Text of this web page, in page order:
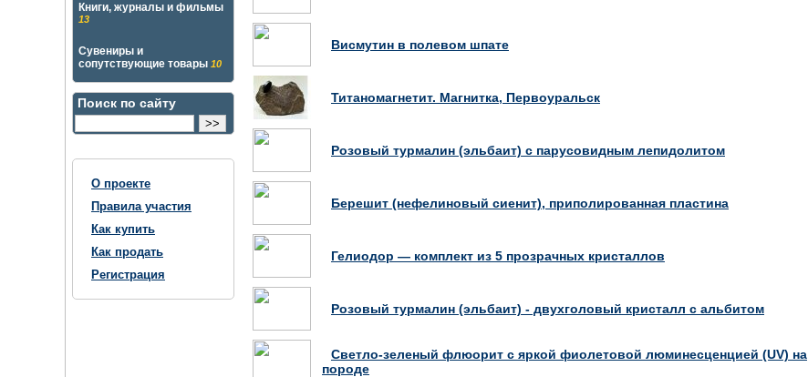
Висмутин в полевом шпате
Титаномагнетит. Магнитка, Первоуральск
Розовый турмалин (эльбаит) с парусовидным лепидолитом
Берешит (нефелиновый сиенит), приполированная пластина
Гелиодор — комплект из 5 прозрачных кристаллов
Розовый турмалин (эльбаит) - двухголовый кристалл с альбитом
Светло-зеленый флюорит с яркой фиолетовой люминесценцией (UV) на
породе
Книги, журналы и фильмы
13
Сувениры и
сопутствующие товары 10
Поиск по сайту
О проекте
Правила участия
Как купить
Как продать
Регистрация